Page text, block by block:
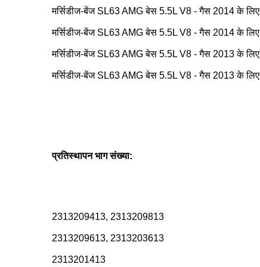
मर्सिडीज-बेंज SL63 AMG बेस 5.5L V8 - गैस 2014 के लिए
मर्सिडीज-बेंज SL63 AMG बेस 5.5L V8 - गैस 2014 के लिए
मर्सिडीज-बेंज SL63 AMG बेस 5.5L V8 - गैस 2013 के लिए
मर्सिडीज-बेंज SL63 AMG बेस 5.5L V8 - गैस 2013 के लिए
प्रतिस्थापन भाग संख्या:
2313209413, 2313209813
2313209613, 2313203613
2313201413